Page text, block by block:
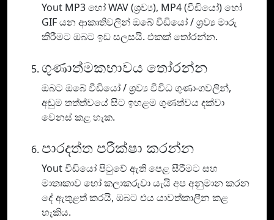
Yout MP3 හෝ WAV (ශ්‍රව්‍ය), MP4 (වීඩියෝ) හෝ
GIF යන ආකෘතිවලින් ඔබේ වීඩියෝ / ශ්‍රව්‍ය මාරු
කිරීමට ඔබට ඉඩ සලසයි. එකක් තෝරන්න.
ගුණාත්මකභාවය තෝරන්න
ඔබට ඔබේ වීඩියෝ / ශ්‍රව්‍ය විවිධ ගුණාංගවලින්,
අඩුම තත්ත්වයේ සිට ඉහළම ගුණත්වය දක්වා
වෙනස් කළ හැක.
පාරදත්ත පරීක්ෂා කරන්න
Yout වීඩියෝ පිටුවේ ඇති පෙළ සීරීමට සහ
මාතෘකාව හෝ කලාකරුවා යැයි අප අනුමාන කරන
දේ ඇතුළත් කරයි, ඔබට එය යාවත්කාලීන කළ
හැකිය.